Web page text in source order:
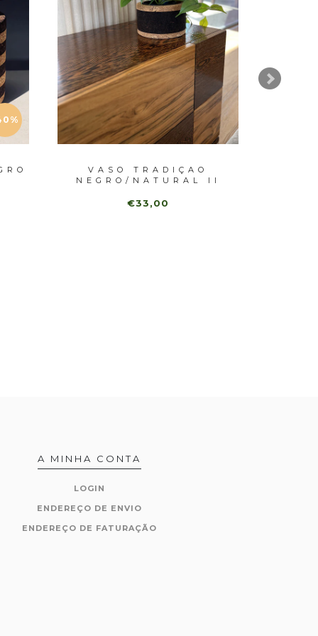
VASO TRADIÇAO
NEGRO/NATURAL II
€33,00
A MINHA CONTA
LOGIN
ENDEREÇO DE ENVIO
ENDEREÇO DE FATURAÇÃO